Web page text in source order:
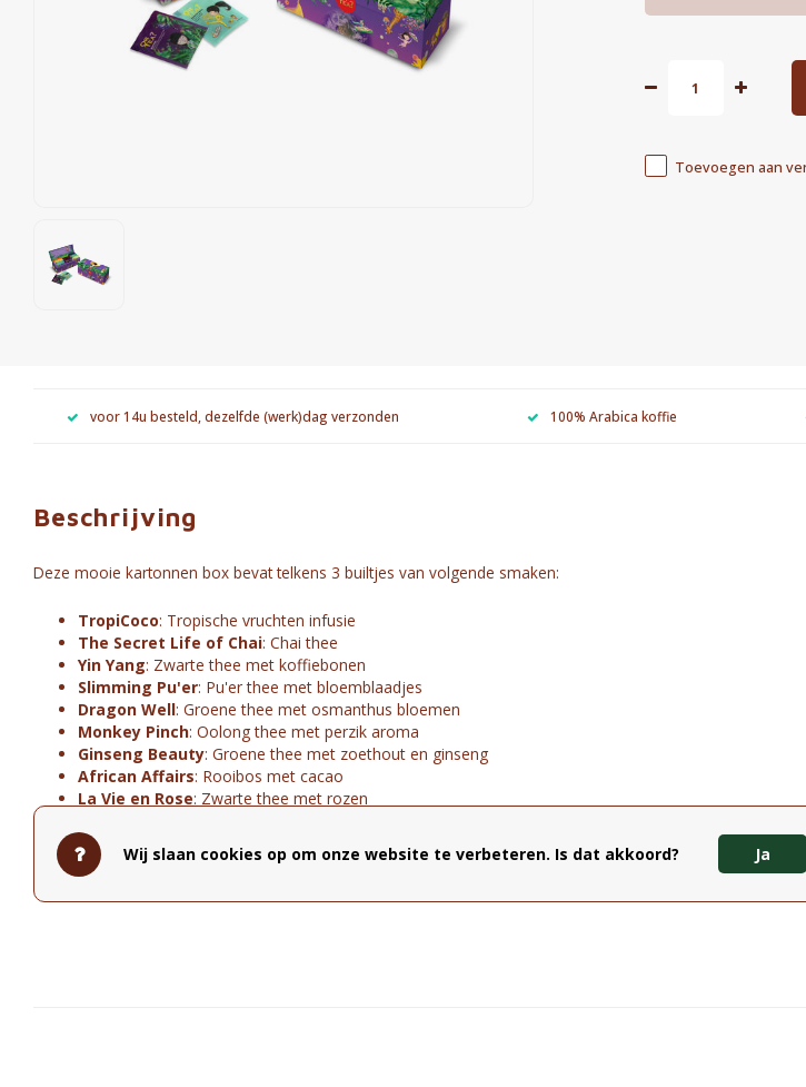
Toevoegen aan
voor 14u besteld, dezelfde (werk)dag verzonden 100% Arabica koffie
Beschrijving
Deze mooie kartonnen box bevat telkens 3 builtjes van volgende smaken:
TropiCoco: Tropische vruchten infusie
The Secret Life of Chai: Chai thee
Yin Yang: Zwarte thee met koffiebonen
Slimming Pu'er: Pu'er thee met bloemblaadjes
Dragon Well: Groene thee met osmanthus bloemen
Monkey Pinch: Oolong thee met perzik aroma
Ginseng Beauty: Groene thee met zoethout en ginseng
African Affairs: Rooibos met cacao
La Vie en Rose: Zwarte thee met rozen
Deze geschenkdoos bevat in totaal 27 builtjes. De thee bevat cafeïne.
Wij slaan cookies op om onze website te verbeteren. Is dat akkoord? Ja